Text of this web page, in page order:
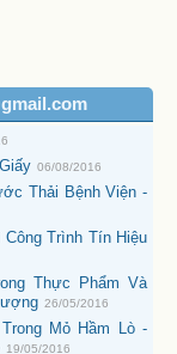
06/08/2016
Thải Bệnh Viện -
Công Trình Tín Hiệu
Thực Phẩm Và
26/05/2016
Mỏ Hầm Lò -
19/05/2016